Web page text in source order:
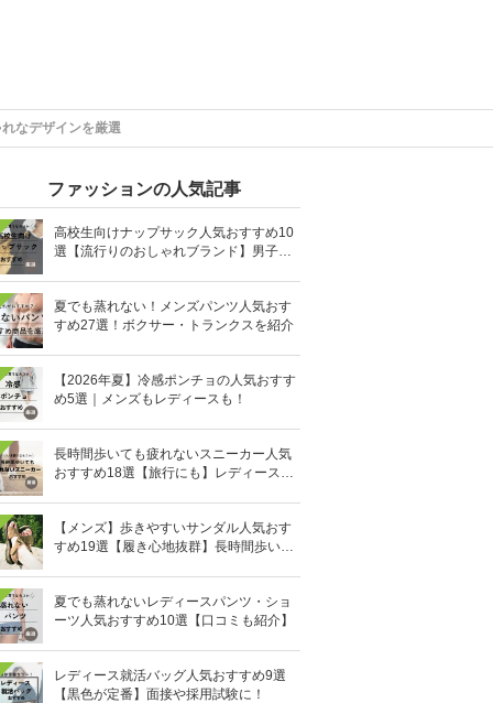
なデザインを厳選
ファッションの人気記事
高校生向けナップサック人気おすすめ10
選【流行りのおしゃれブランド】男子・
夏でも蒸れない！メンズパンツ人気おす
すめ27選！ボクサー・トランクスを紹介
【2026年夏】冷感ポンチョの人気おすす
め5選｜メンズもレディースも！
長時間歩いても疲れないスニーカー人気
おすすめ18選【旅行にも】レディース・
【メンズ】歩きやすいサンダル人気おす
すめ19選【履き心地抜群】長時間歩いて
夏でも蒸れないレディースパンツ・ショ
ーツ人気おすすめ10選【口コミも紹介】
レディース就活バッグ人気おすすめ9選
【黒色が定番】面接や採用試験に！